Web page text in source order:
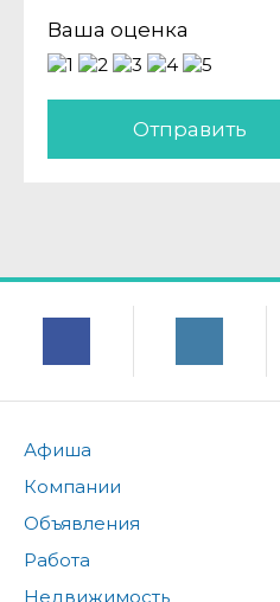
Ваша оценка
Отправить
Афиша
Компании
Объявления
Работа
Недвижимость